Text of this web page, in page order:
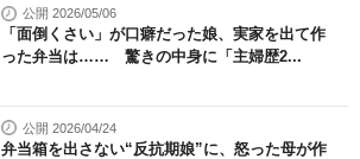
公開 2026/05/06
「面倒くさい」が口癖だった娘、実家を出て作
った弁当は…… 驚きの中身に「主婦歴2...
公開 2026/04/24
弁当箱を出さない“反抗期娘”に、怒った母が作